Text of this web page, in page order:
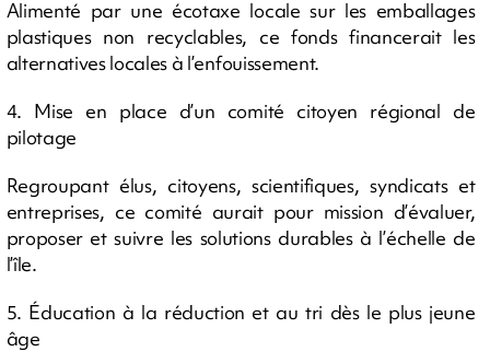
Alimenté par une écotaxe locale sur les emballages
plastiques non recyclables, ce fonds financerait les
alternatives locales à l’enfouissement.
4. Mise en place d’un comité citoyen régional de
pilotage
Regroupant élus, citoyens, scientifiques, syndicats et
entreprises, ce comité aurait pour mission d’évaluer,
proposer et suivre les solutions durables à l’échelle de
l’île.
5. Éducation à la réduction et au tri dès le plus jeune
âge